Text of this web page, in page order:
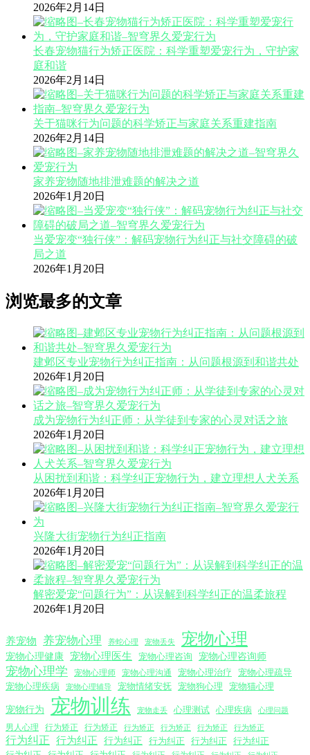
2026年2月14日
长春宠物猫行为矫正医院：科学重塑爱宠行为，守护家
庭和谐
2026年2月14日
关于猫咪行为问题的科学矫正与家庭关系重建指南
2026年2月14日
家养宠物随地排泄难题的解决之道
2026年1月20日
当爱宠变“独行侠”：解码宠物行为纠正与社交障碍的破
局之道
2026年1月20日
浏览最多的文章
建邺区专业宠物行为纠正指南：从问题根源到和谐共处
2026年1月20日
成为宠物行为纠正师：从学徒到专家的心灵对话之旅
2026年1月20日
从困扰到和谐：科学纠正宠物行为，建立理想人犬关系
2026年1月20日
兴隆大街宠物行为纠正指南
2026年1月20日
解密爱宠“问题行为”：从误解到科学纠正的温柔旅程
2026年1月20日
养宠物 养宠物心理 养蛇心理 宠物丢失 宠物心理
宠物心理健康 宠物心理医生 宠物心理咨询 宠物心理咨询师
宠物心理学 宠物心理师 宠物心理沟通 宠物心理治疗
宠物心理疏导
宠物心理疾病
宠物心理辅导 宠物情绪安抚 宠物狗心理 宠物猫心理
宠物行为 宠物训练 宠物走丢 心理测试 心理疾病 心理问题
男人心理 行为矫正 行为矫正 行为矫正 行为矫正 行为矫正 行为矫正
行为纠正 行为纠正 行为纠正 行为纠正 行为纠正
行为纠正